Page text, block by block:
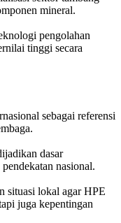
mineral.
pengolahan
tinggi secara
sebagai referensi
dasar
nasional.
situasi lokal agar HPE
juga kepentingan